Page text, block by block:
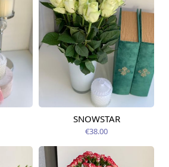
Pieejams šodien
SNOWSTAR
€38.00